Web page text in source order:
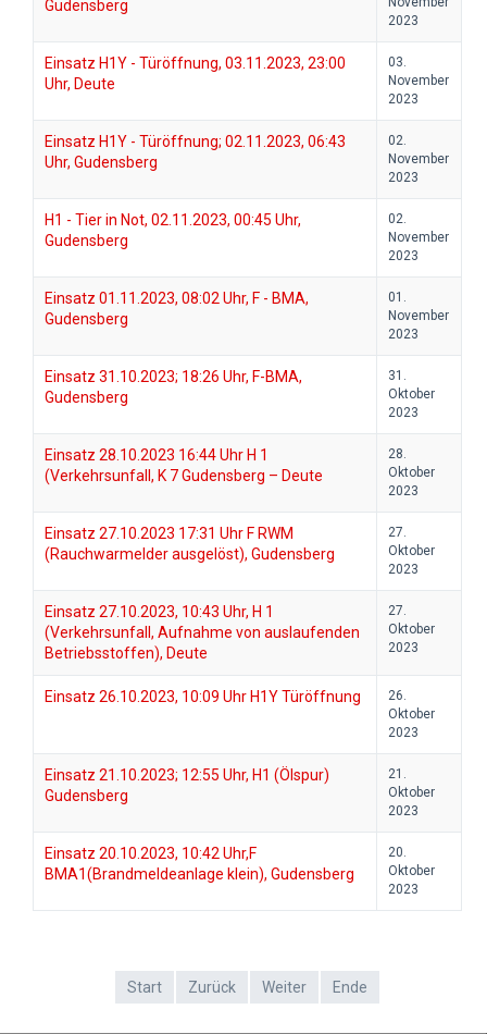
Gudensberg
2023
Einsatz H1Y - Türöffnung, 03.11.2023, 23:00
Uhr, Deute
03.
November
2023
Einsatz H1Y - Türöffnung; 02.11.2023, 06:43
Uhr, Gudensberg
02.
November
2023
H1 - Tier in Not, 02.11.2023, 00:45 Uhr,
Gudensberg
02.
November
2023
Einsatz 01.11.2023, 08:02 Uhr, F - BMA,
Gudensberg
01.
November
2023
Einsatz 31.10.2023; 18:26 Uhr, F-BMA,
Gudensberg
31.
Oktober
2023
Einsatz 28.10.2023 16:44 Uhr H 1
(Verkehrsunfall, K 7 Gudensberg – Deute
28.
Oktober
2023
Einsatz 27.10.2023 17:31 Uhr F RWM
(Rauchwarmelder ausgelöst), Gudensberg
27.
Oktober
2023
Einsatz 27.10.2023, 10:43 Uhr, H 1
(Verkehrsunfall, Aufnahme von auslaufenden
Betriebsstoffen), Deute
27.
Oktober
2023
Einsatz 26.10.2023, 10:09 Uhr H1Y Türöffnung
26.
Oktober
2023
Einsatz 21.10.2023; 12:55 Uhr, H1 (Ölspur)
Gudensberg
21.
Oktober
2023
Einsatz 20.10.2023, 10:42 Uhr,F
BMA1(Brandmeldeanlage klein), Gudensberg
20.
Oktober
2023
Start Zurück Weiter Ende